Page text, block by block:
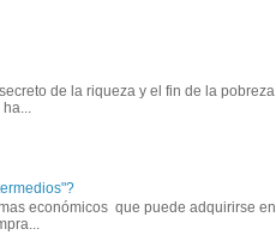
de la riqueza y el fin de la pobreza
económicos que puede adquirirse en